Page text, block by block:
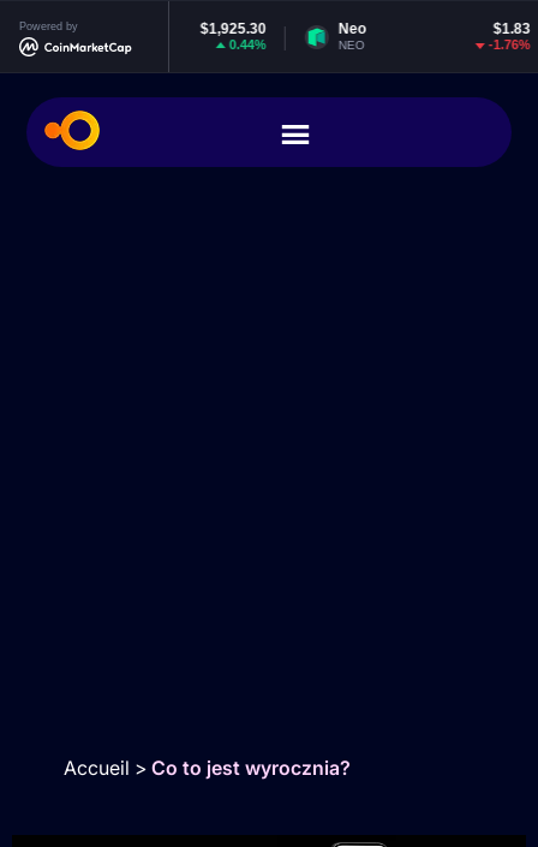
Powered by Neo
NEO
Accueil > Co to jest wyrocznia?